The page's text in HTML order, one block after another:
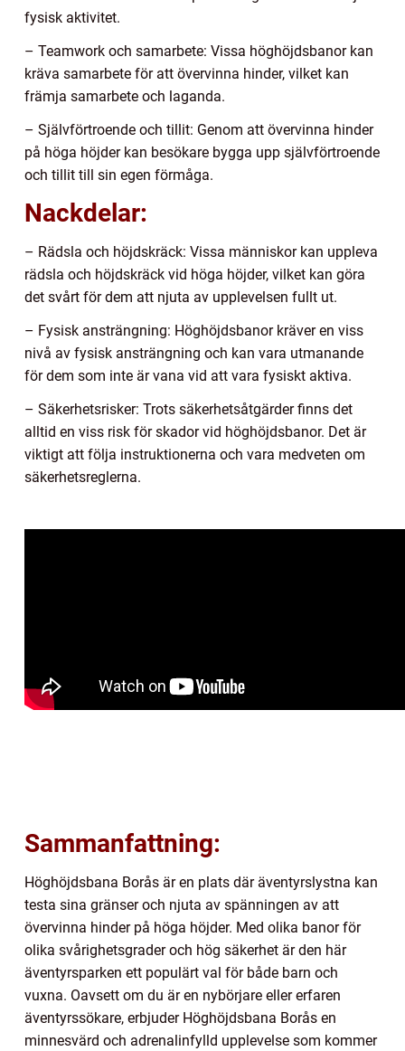
fysisk aktivitet.
– Teamwork och samarbete: Vissa höghöjdsbanor kan
kräva samarbete för att övervinna hinder, vilket kan
främja samarbete och laganda.
– Självförtroende och tillit: Genom att övervinna hinder
på höga höjder kan besökare bygga upp självförtroende
och tillit till sin egen förmåga.
Nackdelar:
– Rädsla och höjdskräck: Vissa människor kan uppleva
rädsla och höjdskräck vid höga höjder, vilket kan göra
det svårt för dem att njuta av upplevelsen fullt ut.
– Fysisk ansträngning: Höghöjdsbanor kräver en viss
nivå av fysisk ansträngning och kan vara utmanande
för dem som inte är vana vid att vara fysiskt aktiva.
– Säkerhetsrisker: Trots säkerhetsåtgärder finns det
alltid en viss risk för skador vid höghöjdsbanor. Det är
viktigt att följa instruktionerna och vara medveten om
säkerhetsreglerna.
Sammanfattning:
Höghöjdsbana Borås är en plats där äventyrslystna kan
testa sina gränser och njuta av spänningen av att
övervinna hinder på höga höjder. Med olika banor för
olika svårighetsgrader och hög säkerhet är den här
äventyrsparken ett populärt val för både barn och
vuxna. Oavsett om du är en nybörjare eller erfaren
äventyrssökare, erbjuder Höghöjdsbana Borås en
minnesvärd och adrenalinfylld upplevelse som kommer